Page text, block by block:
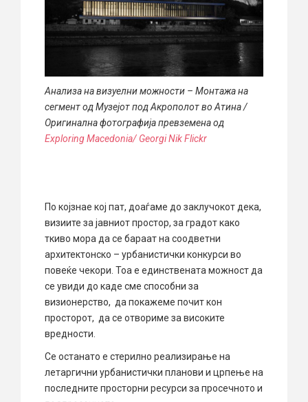
Анализа на визуелни можности – Монтажа на
сегмент од Музејот под Акрополот во Атина /
Оригинална фотографија превземена од
Exploring Macedonia/ Georgi Nik Flickr
По којзнае кој пат, доаѓаме до заклучокот дека,
визиите за јавниот простор, за градот како
ткиво мора да се бараат на соодветни
архитектонско – урбанистички конкурси во
повеќе чекори. Тоа е единствената можност да
се увиди до каде сме способни за
визионерство, да покажеме почит кон
просторот, да се отвориме за високите
вредности.
Се останато е стерилно реализирање на
летаргични урбанистички планови и црпење на
последните просторни ресурси за просечното и